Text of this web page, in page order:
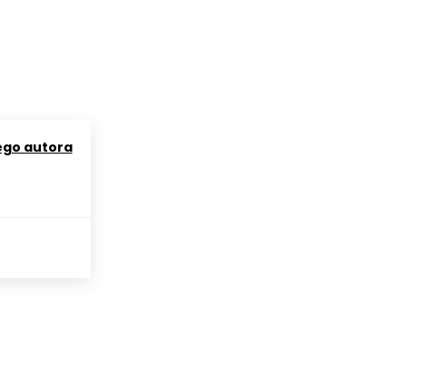
autora